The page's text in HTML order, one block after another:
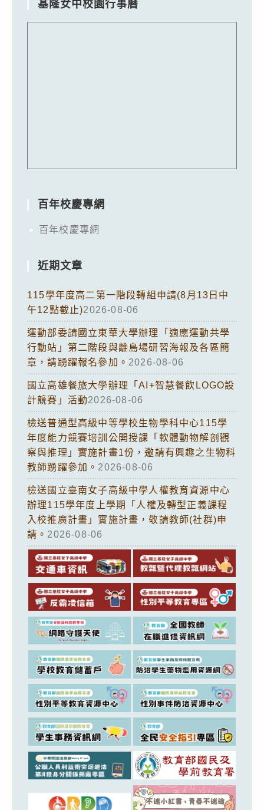
基隆女中校園行事曆
百年校慶專網
百年校慶專網
近期文章
115學年度高二第一階段轉組申請(8月13日中
午12點截止)2026-08-06
運動部委請國立東華大學辦理「適應運動共學
行動站」第二階段與離島場研習海報及各區簡
章，請踴躍報名參加。 2026-08-06
國立高雄餐旅大學辦理「AI+智慧餐飲LOGO設
計競賽」活動2026-08-06
檢送普通型高級中等學校生物學科中心115學
年度能力競賽培訓公開授課「軟體動物解剖觀
察與推理」實施計畫1份，邀請有興趣之生物科
教師踴躍參加。 2026-08-06
檢送國立臺南女子高級中學人權教育資源中心
辦理115學年度上學期「人權及轉型正義課程
入校推廣計畫」實施計畫，敬請教師(社群)申
請。 2026-08-06